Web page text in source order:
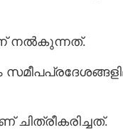
നൽകുന്നത്.
ചിത്രീകരിച്ചത്.